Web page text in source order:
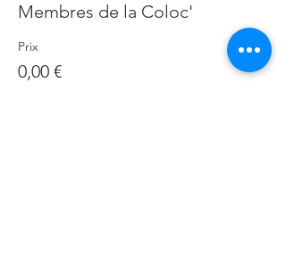
Membres de la Coloc'
Prix
0,00 €